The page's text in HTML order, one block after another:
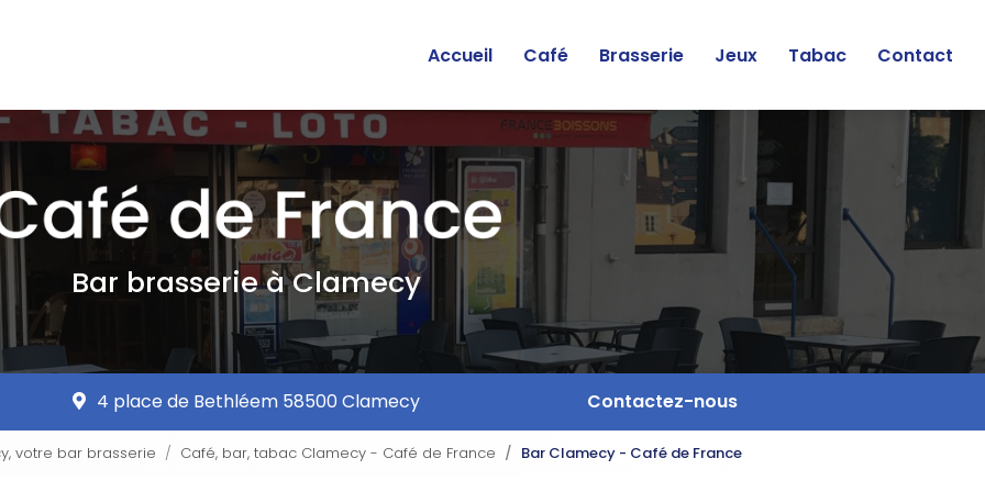
Accueil
Café Brasserie Jeux Tabac Contact
Bar brasserie à Clamecy
4 place de Bethléem 58500 Clamecy Contactez-nous
votre bar brasserie Café, bar, tabac Clamecy - Café de France Bar Clamecy - Café de France